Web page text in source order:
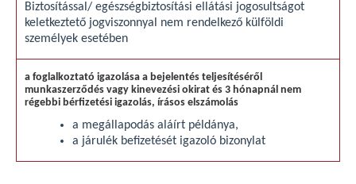
Biztosítással/ egészségbiztosítási ellátási jogosultságot
keletkeztető jogviszonnyal nem rendelkező külföldi
személyek esetében
a megállapodás aláírt példánya,
a járulék befizetését igazoló bizonylat